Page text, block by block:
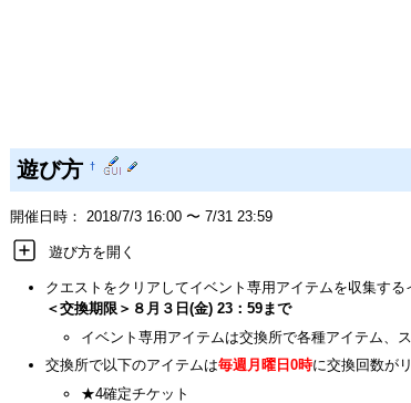
遊び方 †
開催日時： 2018/7/3 16:00 〜 7/31 23:59
遊び方を開く
クエストをクリアしてイベント専用アイテムを収集する
＜交換期限＞８月３日(金) 23：59まで
イベント専用アイテムは交換所で各種アイテム、
交換所で以下のアイテムは毎週月曜日0時に交換回数が
★4確定チケット